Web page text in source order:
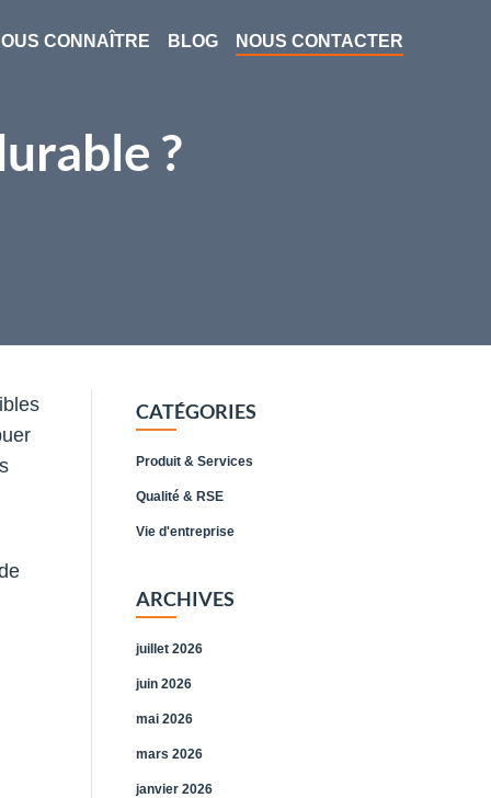
CONNAÎTRE BLOG NOUS CONTACTER
?
CATÉGORIES
Produit & Services
Qualité & RSE
Vie d'entreprise
ARCHIVES
juillet 2026
juin 2026
mai 2026
mars 2026
janvier 2026